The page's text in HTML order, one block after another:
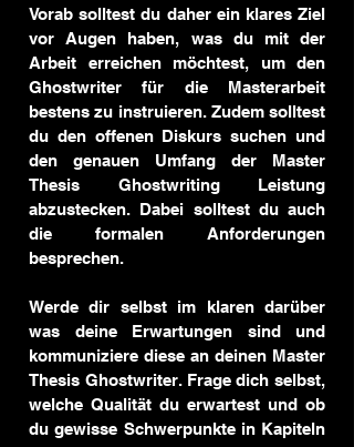
Vorab solltest du daher ein klares Ziel
vor Augen haben, was du mit der
Arbeit erreichen möchtest, um den
Ghostwriter für die Masterarbeit
bestens zu instruieren. Zudem solltest
du den offenen Diskurs suchen und
den genauen Umfang der Master
Thesis Ghostwriting Leistung
abzustecken. Dabei solltest du auch
die formalen Anforderungen
besprechen.
Werde dir selbst im klaren darüber
was deine Erwartungen sind und
kommuniziere diese an deinen Master
Thesis Ghostwriter. Frage dich selbst,
welche Qualität du erwartest und ob
du gewisse Schwerpunkte in Kapiteln